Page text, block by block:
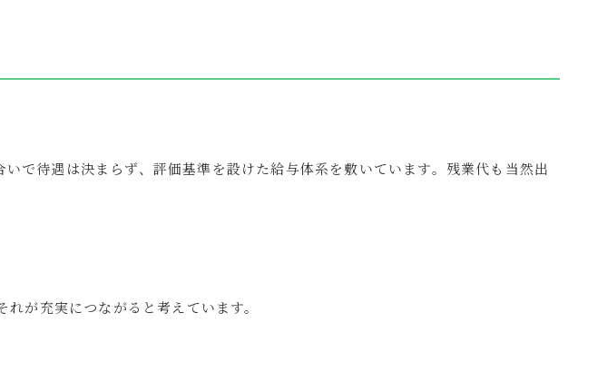
で待遇は決まらず、評価基準を設けた給与体系を敷いています。残業代も当然出
が充実につながると考えています。